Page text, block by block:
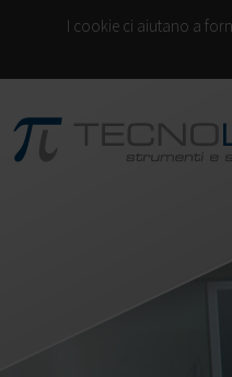
I cookie ci aiutano a